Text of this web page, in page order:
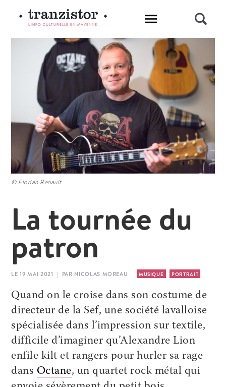
L'INFO CULTURELLE EN MAYENNE
© Florian Renault
La tournée du
patron
LE 19 MAI 2021 | PAR NICOLAS MOREAU MUSIQUE PORTRAIT
Quand on le croise dans son costume de
directeur de la Sef, une société lavalloise
spécialisée dans l’impression sur textile,
difficile d’imaginer qu’Alexandre Lion
enfile kilt et rangers pour hurler sa rage
dans Octane, un quartet rock métal qui